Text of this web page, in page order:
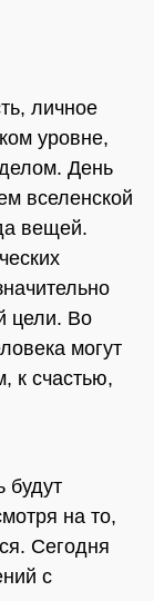
личное
уровне,
День
вселенской
вещей.
цели. Во
могут
к счастью,
будут
на то,
Сегодня
с